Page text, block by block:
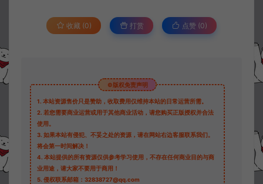
收藏 (0) 打赏 点赞 (0)
©版权免责声明
1. 本站资源售价只是赞助，收取费用仅维持本站的日常运营所需。
2. 若您需要商业运营或用于其他商业活动，请您购买正版授权并合法
使用。
3. 如果本站有侵犯、不妥之处的资源，请在网站右边客服联系我们。
将会第一时间解决！
4. 本站提供的所有资源仅供参考学习使用，不存在任何商业目的与商
业用途，请大家不要用于商用！
5. 侵权联系邮箱：32838727@qq.com